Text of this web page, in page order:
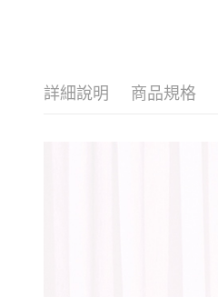
詳細說明 商品規格